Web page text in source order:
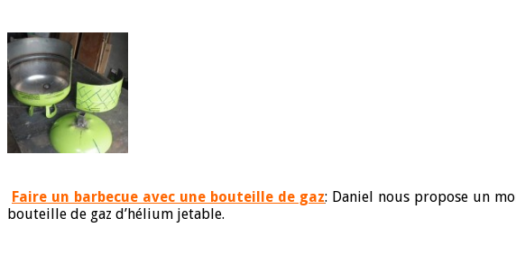
Faire un barbecue avec une bouteille de gaz: Daniel nous propose un
bouteille de gaz d’hélium jetable.